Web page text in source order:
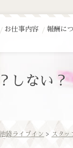
報酬に
お仕事内容
しない？
池袋ライブイン > スタッ